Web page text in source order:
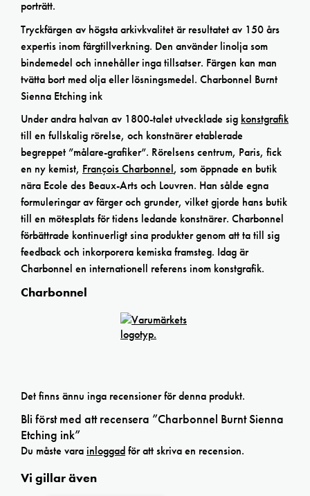
porträtt.
Tryckfärgen av högsta arkivkvalitet är resultatet av 150 års
expertis inom färgtillverkning. Den använder linolja som
bindemedel och innehåller inga tillsatser. Färgen kan man
tvätta bort med olja eller lösningsmedel. Charbonnel Burnt
Sienna Etching ink
Under andra halvan av 1800-talet utvecklade sig konstgrafik
till en fullskalig rörelse, och konstnärer etablerade
begreppet ”målare-grafiker”. Rörelsens centrum, Paris, fick
en ny kemist, François Charbonnel, som öppnade en butik
nära Ecole des Beaux-Arts och Louvren. Han sålde egna
formuleringar av färger och grunder, vilket gjorde hans butik
till en mötesplats för tidens ledande konstnärer. Charbonnel
förbättrade kontinuerligt sina produkter genom att ta till sig
feedback och inkorporera kemiska framsteg. Idag är
Charbonnel en internationell referens inom konstgrafik.
Charbonnel
Det finns ännu inga recensioner för denna produkt.
Bli först med att recensera ”Charbonnel Burnt Sienna
Etching ink”
Du måste varainloggadför att skriva en recension.
Vi gillar även